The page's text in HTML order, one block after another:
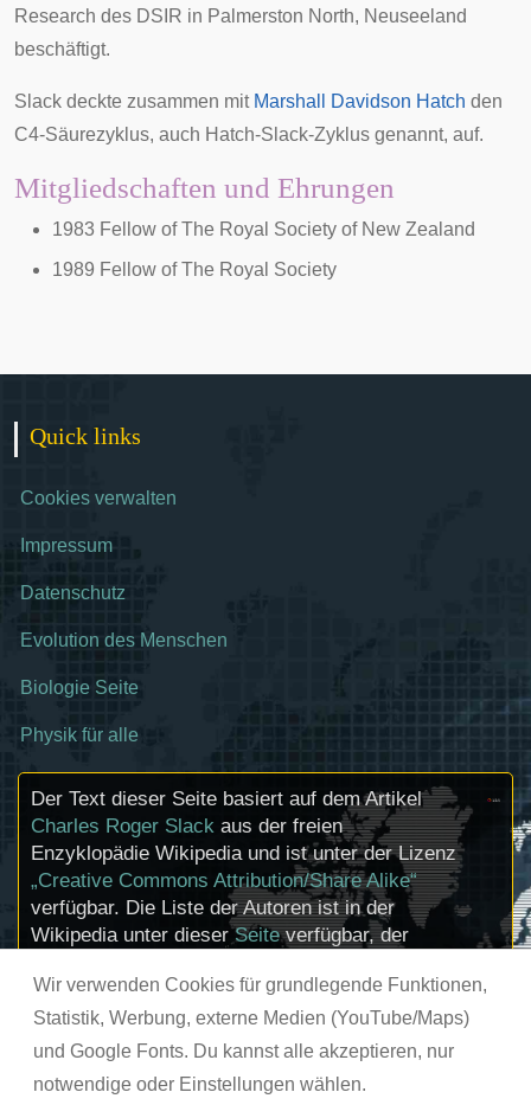
Wir verwenden Cookies für grundlegende Funktionen,
Statistik, Werbung, externe Medien (YouTube/Maps)
und Google Fonts. Du kannst alle akzeptieren, nur
notwendige oder Einstellungen wählen.
Research des DSIR in Palmerston North, Neuseeland
beschäftigt.
Slack deckte zusammen mit Marshall Davidson Hatch den
C4-Säurezyklus, auch Hatch-Slack-Zyklus genannt, auf.
Mitgliedschaften und Ehrungen
1983 Fellow of The Royal Society of New Zealand
1989 Fellow of The Royal Society
Quick links
Cookies verwalten
Impressum
Datenschutz
Evolution des Menschen
Biologie Seite
Physik für alle
Der Text dieser Seite basiert auf dem Artikel
Charles Roger Slack aus der freien
Enzyklopädie Wikipedia und ist unter der Lizenz
„Creative Commons Attribution/Share Alike“
verfügbar. Die Liste der Autoren ist in der
Wikipedia unter dieserSeiteverfügbar, der
Informationen zu den Urhebern und zum
Lizenzstatus eingebundener Mediendateien
(etwa Bilder oder Videos) können im Regelfall
durch Anklicken dieser abgerufen werden.